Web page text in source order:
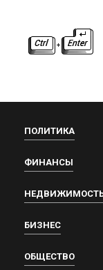
ПОЛИТИКА
ФИНАНСЫ
БИЗНЕС
ОБЩЕСТВО